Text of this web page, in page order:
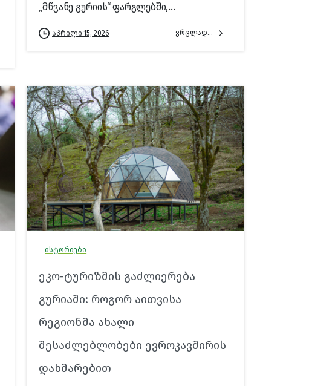
„მწვანე გურიის“ ფარგლებში,...
აპრილი 15, 2026 ვრცლად...
ისტორიები
ეკო-ტურიზმის გაძლიერება
გურიაში: როგორ აითვისა
რეგიონმა ახალი
შესაძლებლობები ევროკავშირის
დახმარებით